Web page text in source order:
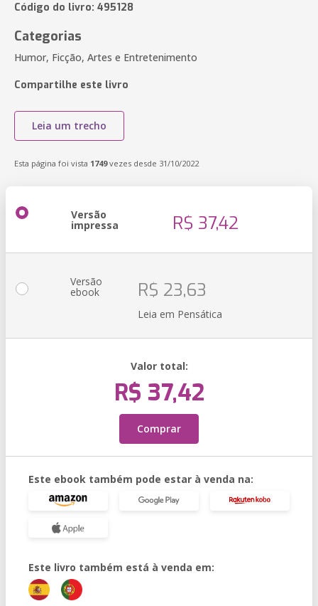
Código do livro: 495128
Categorias
Humor, Ficção, Artes e Entretenimento
Compartilhe este livro
Leia um trecho
Esta página foi vista 1749vezes desde 31/10/2022
Versão
impressa R$ 37,42
Versão
ebook R$ 23,63
Leia em Pensática
Valor total:
R$ 37,42
Comprar
Este ebook também pode estar à venda na:
Este livro também está à venda em: